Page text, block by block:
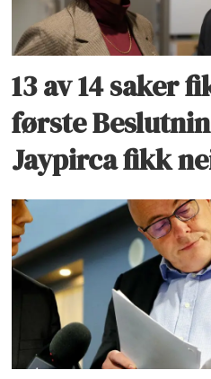
norge
13 av 14 saker
første
Jaypirca fikk